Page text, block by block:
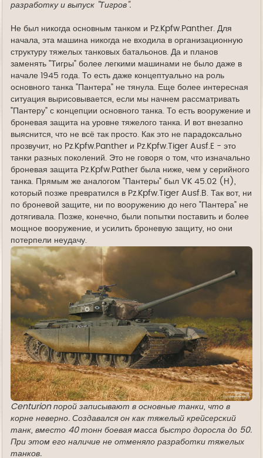
разработку и выпуск "Тигров".
Не был никогда основным танком и Pz.Kpfw.Panther. Для
начала, эта машина никогда не входила в организационную
структуру тяжелых танковых батальонов. Да и планов
заменять "Тигры" более легкими машинами не было даже в
начале 1945 года. То есть даже концептуально на роль
основного танка "Пантера" не тянула. Еще более интересная
ситуация вырисовывается, если мы начнем рассматривать
"Пантеру" с концепции основного танка. То есть вооружение и
броневая защита на уровне тяжелого танка. И вот внезапно
выяснится, что не всё так просто. Как это не парадоксально
прозвучит, но Pz.Kpfw.Panther и Pz.Kpfw.Tiger Ausf.E - это
танки разных поколений. Это не говоря о том, что изначально
броневая защита Pz.Kpfw.Pather была ниже, чем у серийного
танка. Прямым же аналогом "Пантеры" был VK 45.02 (H),
который позже превратился в Pz.Kpfw.Tiger Ausf.B. Так вот, ни
по броневой защите, ни по вооружению до него "Пантера" не
дотягивала. Позже, конечно, были попытки поставить и более
мощное вооружение, и усилить броневую защиту, но они
потерпели неудачу.
Centurion порой записывают в основные танки, что в
корне неверно. Создавался он как тяжелый крейсерский
танк, вместо 40 тонн боевая масса быстро доросла до 50.
При этом его наличие не отменяло разработки тяжелых
танков.